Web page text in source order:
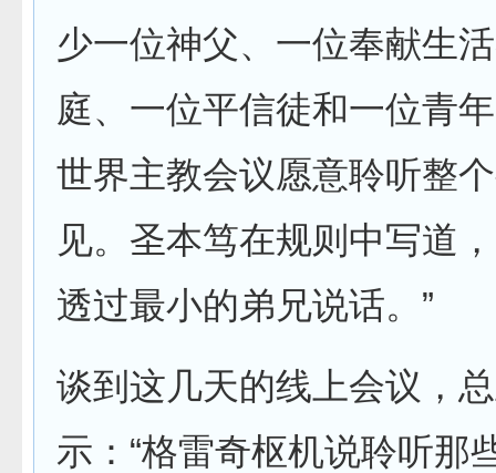
少一位神父、一位奉献生
庭、一位平信徒和一位青
世界主教会议愿意聆听整
见。圣本笃在规则中写道
透过最小的弟兄说话。”
谈到这几天的线上会议，
示：“格雷奇枢机说聆听那